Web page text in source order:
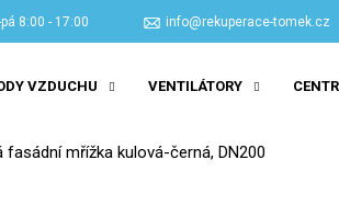
pá 8:00 - 17:00 info@rekuperace-tomek.cz
VZDUCHU VENTILÁTORY
fasádní mřížka kulová-černá, DN200